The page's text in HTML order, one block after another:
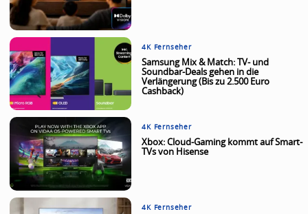
4K Fernseher
Samsung Mix & Match: TV- und
Soundbar-Deals gehen in die
Verlängerung (Bis zu 2.500 Euro
Cashback)
4K Fernseher
Xbox: Cloud-Gaming kommt auf Smart-
TVs von Hisense
4K Fernseher